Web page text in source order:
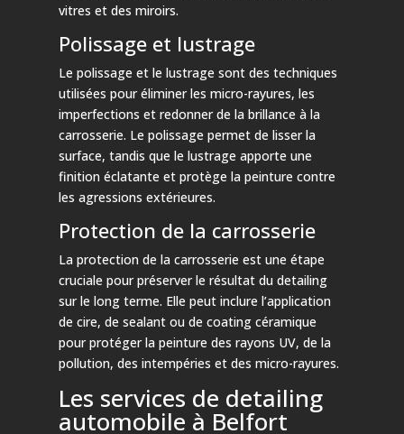
vitres et des miroirs.
Polissage et lustrage
Le polissage et le lustrage sont des techniques
utilisées pour éliminer les micro-rayures, les
imperfections et redonner de la brillance à la
carrosserie. Le polissage permet de lisser la
surface, tandis que le lustrage apporte une
finition éclatante et protège la peinture contre
les agressions extérieures.
Protection de la carrosserie
La protection de la carrosserie est une étape
cruciale pour préserver le résultat du detailing
sur le long terme. Elle peut inclure l’application
de cire, de sealant ou de coating céramique
pour protéger la peinture des rayons UV, de la
pollution, des intempéries et des micro-rayures.
Les services de detailing
automobile à Belfort